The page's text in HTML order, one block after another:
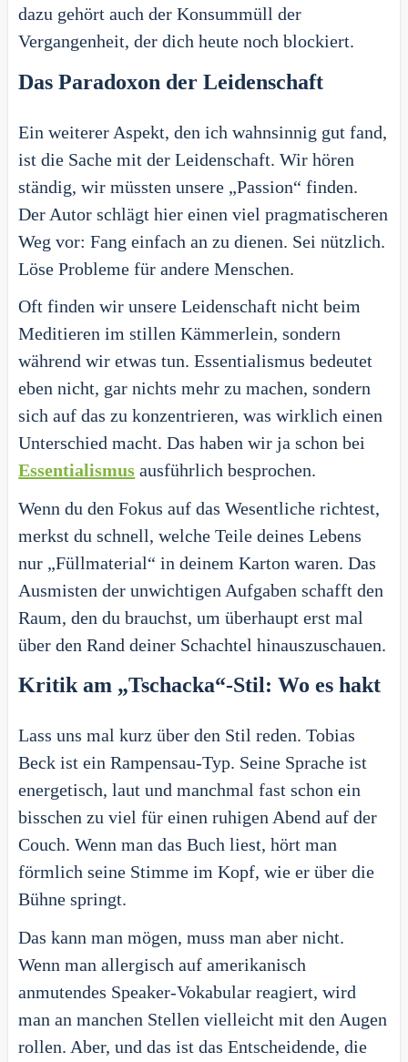
dazu gehört auch der Konsummüll der
Vergangenheit, der dich heute noch blockiert.
Das Paradoxon der Leidenschaft
Ein weiterer Aspekt, den ich wahnsinnig gut fand,
ist die Sache mit der Leidenschaft. Wir hören
ständig, wir müssten unsere „Passion“ finden.
Der Autor schlägt hier einen viel pragmatischeren
Weg vor: Fang einfach an zu dienen. Sei nützlich.
Löse Probleme für andere Menschen.
Oft finden wir unsere Leidenschaft nicht beim
Meditieren im stillen Kämmerlein, sondern
während wir etwas tun. Essentialismus bedeutet
eben nicht, gar nichts mehr zu machen, sondern
sich auf das zu konzentrieren, was wirklich einen
Unterschied macht. Das haben wir ja schon bei
Essentialismus ausführlich besprochen.
Wenn du den Fokus auf das Wesentliche richtest,
merkst du schnell, welche Teile deines Lebens
nur „Füllmaterial“ in deinem Karton waren. Das
Ausmisten der unwichtigen Aufgaben schafft den
Raum, den du brauchst, um überhaupt erst mal
über den Rand deiner Schachtel hinauszuschauen.
Kritik am „Tschacka“-Stil: Wo es hakt
Lass uns mal kurz über den Stil reden. Tobias
Beck ist ein Rampensau-Typ. Seine Sprache ist
energetisch, laut und manchmal fast schon ein
bisschen zu viel für einen ruhigen Abend auf der
Couch. Wenn man das Buch liest, hört man
förmlich seine Stimme im Kopf, wie er über die
Bühne springt.
Das kann man mögen, muss man aber nicht.
Wenn man allergisch auf amerikanisch
anmutendes Speaker-Vokabular reagiert, wird
man an manchen Stellen vielleicht mit den Augen
rollen. Aber, und das ist das Entscheidende, die